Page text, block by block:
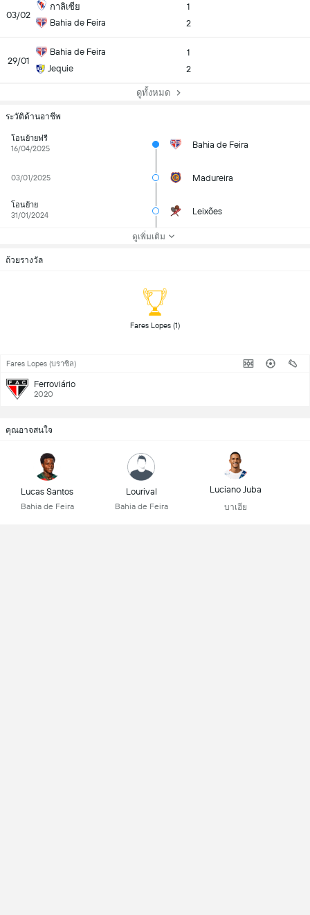
03/02
กาลิเซีย
Bahia de Feira
1
2
29/01
Bahia de Feira
Jequie
1
2
ดูทั้งหมด
ระวัติด้านอาชีพ
โอนย้ายฟรี
16/04/2025
Bahia de Feira
03/01/2025 Madureira
โอนย้าย
31/01/2024
Leixões
ดูเพิ่มเติม
ถ้วยรางวัล
Fares Lopes (บราซิล)
Ferroviário
2020
คุณอาจสนใจ
Lucas Santos
Bahia de Feira
Lourival
Bahia de Feira
Luciano Juba
บาเฮีย